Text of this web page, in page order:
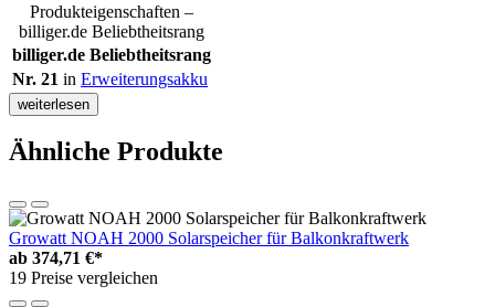
Produkteigenschaften –
billiger.de Beliebtheitsrang
billiger.de Beliebtheitsrang
Nr. 21 in Erweiterungsakku
weiterlesen
Ähnliche Produkte
Growatt NOAH 2000 Solarspeicher für Balkonkraftwerk
ab 374,71 €*
19 Preise vergleichen